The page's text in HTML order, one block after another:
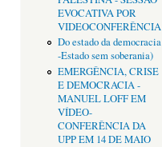
EVOCATIVA POR
VIDEOCONFERÊNCIA
Do estado da democracia
-Estado sem soberania)
EMERGÊNCIA, CRISE
E DEMOCRACIA -
MANUEL LOFF EM
VÍDEO-
CONFERÊNCIA DA
UPP EM 14 DE MAIO